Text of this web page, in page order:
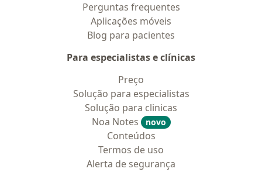
Perguntas frequentes
Aplicações móveis
Blog para pacientes
Para especialistas e clínicas
Preço
Solução para especialistas
Solução para clinicas
Noa Notes
novo
Conteúdos
Termos de uso
Alerta de segurança